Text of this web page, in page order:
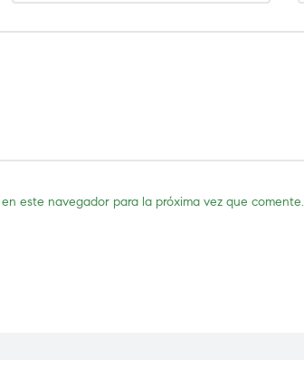
este navegador para la próxima vez que comente.